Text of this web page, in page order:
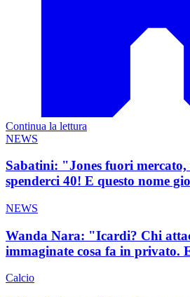
Continua la lettura
NEWS
Sabatini: "Jones fuori
spenderci 40! E questo nome
NEWS
Wanda Nara: "Icardi? Chi
immaginate cosa fa in privato.
Calcio